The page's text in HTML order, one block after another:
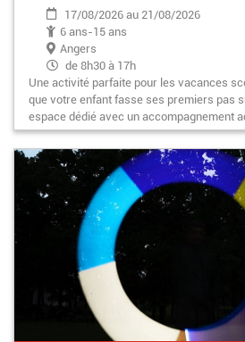
17/08/2026 au 21/08/2026
6 ans-15 ans
Angers
de 8h30 à 17h
Une activité parfaite pour les vacances
que votre enfant fasse ses premiers pas
espace dédié avec un accompagnement